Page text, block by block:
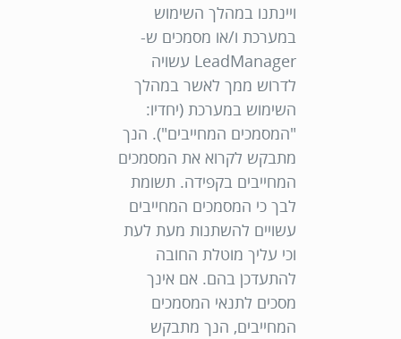
ויינתנו במהלך השימוש
במערכת ו/או מסמכים ש-
LeadManager עשויה
לדרוש ממך לאשר במהלך
השימוש במערכת (יחדיו:
"המסמכים המחייבים"). הנך
מתבקש לקרוא את המסמכים
המחייבים בקפידה. תשומת
לבך כי המסמכים המחייבים
עשויים להשתנות מעת לעת
וכי עליך מוטלת החובה
להתעדכן בהם. אם אינך
מסכים לתנאי המסמכים
המחייבים, הנך מתבקש